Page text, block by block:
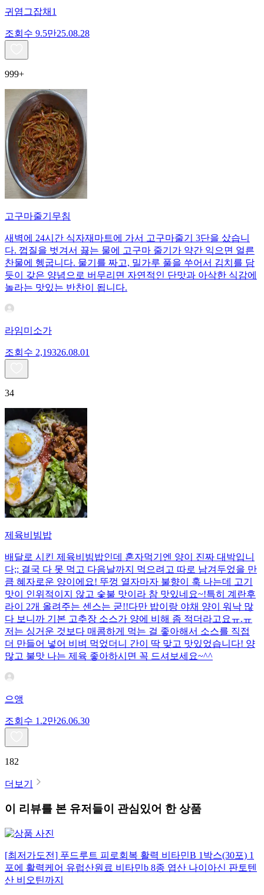
귀염그잡채1
조회수 9.5만25.08.28
999+
고구마줄기무침
새벽에 24시간 식자재마트에 가서 고구마줄기 3단을 샀습니
다. 껍질을 벗겨서 끓는 물에 고구마 줄기가 약간 익으면 얼른
찬물에 헹굽니다. 물기를 짜고, 밀가루 풀을 쑤어서 김치를 담
듯이 갖은 양념으로 버무리면 자연적인 단맛과 아삭한 식감에
놀라는 맛있는 반찬이 됩니다.
라임미소가
조회수 2,19326.08.01
34
제육비빔밥
배달로 시킨 제육비빔밥인데 혼자먹기엔 양이 진짜 대박입니
다;; 결국 다 못 먹고 다음날까지 먹으려고 따로 남겨두었을 만
큼 혜자로운 양이에요! 뚜껑 열자마자 불향이 훅 나는데 고기
맛이 인위적이지 않고 숯불 맛이라 참 맛있네요~!특히 계란후
라이 2개 올려주는 센스는 굳!! ​다만 밥이랑 야채 양이 워낙 많
다 보니까 기본 고추장 소스가 양에 비해 좀 적더라고요ㅠ.ㅠ
저는 싱거운 것보다 매콤하게 먹는 걸 좋아해서 소스를 직접
더 만들어 넣어 비벼 먹었더니 간이 딱 맞고 맛있었습니다! 양
많고 불맛 나는 제육 좋아하시면 꼭 드셔보세요~^^
으앵
조회수 1.2만26.06.30
182
더보기
이 리뷰를 본 유저들이 관심있어 한 상품
[최저가도전] 푸드루트 피로회복 활력 비타민B 1박스(30포) 1
포에 활력케어 유럽산원료 비타민b 8종 엽산 나이아신 판토텐
산 비오틴까지